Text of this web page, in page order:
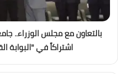
اشتراكاً في "البوابة